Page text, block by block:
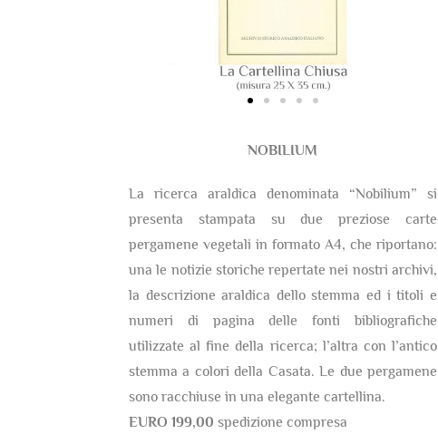
NOBILIUM
La ricerca araldica denominata “Nobilium” si
presenta stampata su due preziose carte
pergamene vegetali in formato A4, che riportano:
una le notizie storiche repertate nei nostri archivi,
la descrizione araldica dello stemma ed i titoli e
numeri di pagina delle fonti bibliografiche
utilizzate al fine della ricerca; l’altra con l’antico
stemma a colori della Casata. Le due pergamene
sono racchiuse in una elegante cartellina.
EURO 199,00 spedizione compresa